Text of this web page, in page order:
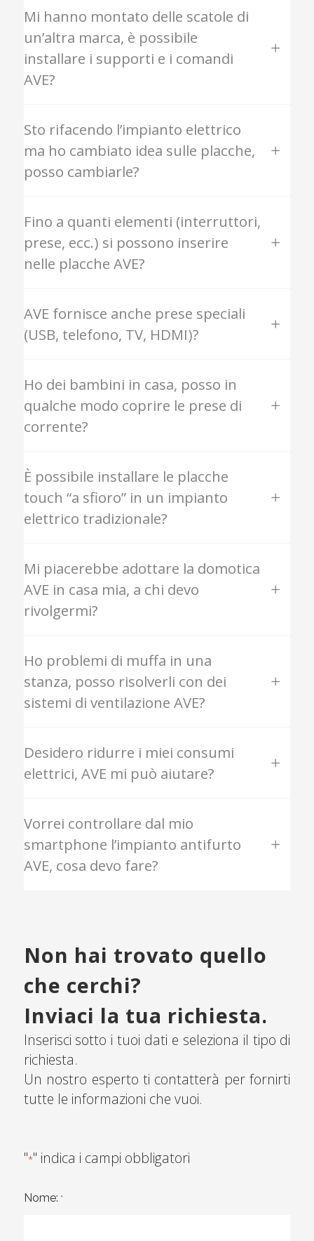
Mi hanno montato delle scatole di
un’altra marca, è possibile
installare i supporti e i comandi
AVE?
Sto rifacendo l’impianto elettrico
ma ho cambiato idea sulle placche,
posso cambiarle?
Fino a quanti elementi (interruttori,
prese, ecc.) si possono inserire
nelle placche AVE?
AVE fornisce anche prese speciali
(USB, telefono, TV, HDMI)?
Ho dei bambini in casa, posso in
qualche modo coprire le prese di
corrente?
È possibile installare le placche
touch “a sfioro” in un impianto
elettrico tradizionale?
Mi piacerebbe adottare la domotica
AVE in casa mia, a chi devo
rivolgermi?
Ho problemi di muffa in una
stanza, posso risolverli con dei
sistemi di ventilazione AVE?
Desidero ridurre i miei consumi
elettrici, AVE mi può aiutare?
Vorrei controllare dal mio
smartphone l’impianto antifurto
AVE, cosa devo fare?
Non hai trovato quello
che cerchi?
Inviaci la tua richiesta.
Inserisci sotto i tuoi dati e seleziona il tipo di
richiesta.
Un nostro esperto ti contatterà per fornirti
tutte le informazioni che vuoi.
"*" indica i campi obbligatori
Nome: *